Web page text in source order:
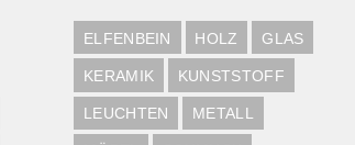
ELFENBEIN HOLZ GLAS
KERAMIK KUNSTSTOFF
LEUCHTEN METALL